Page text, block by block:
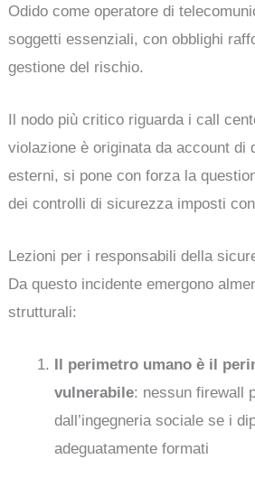
Odido come operatore di
soggetti essenziali, con obblighi
gestione del rischio.
Il nodo più critico riguarda i call
violazione è originata da account di
esterni, si pone con forza la
dei controlli di sicurezza imposti
Lezioni per i responsabili della
Da questo incidente emergono
strutturali:
Il perimetro umano è il
vulnerabile: nessun firewall
dall’ingegneria sociale se i
adeguatamente formati